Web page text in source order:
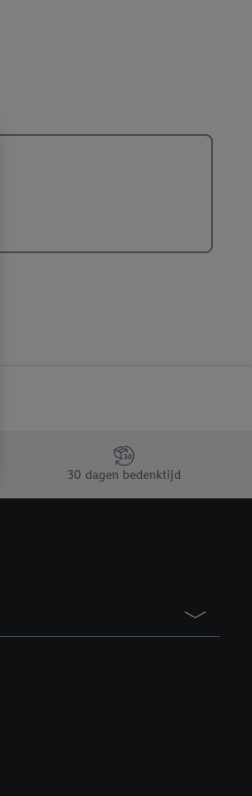
30 dagen bedenktijd